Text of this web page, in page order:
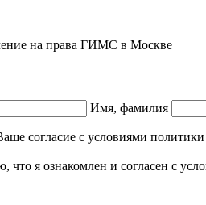
на права ГИМС в Москве
Имя, фамилия
согласие с условиями
я ознакомлен и согласен с